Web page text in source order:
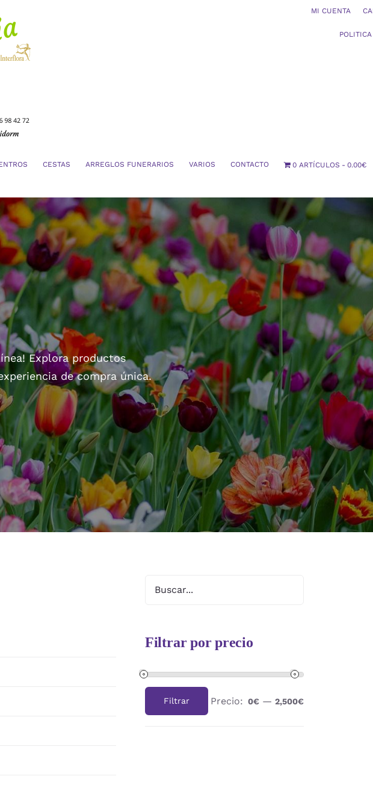
MI CUENTA
CESTAS ARREGLOS FUNERARIOS VARIOS CONTACTO 0 ARTÍCULOS 0.00€
Explora productos
de compra única.
Filtrar por precio
Filtrar Precio: 0€ —2,500€